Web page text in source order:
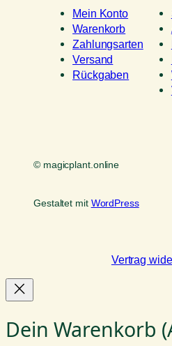
Mein Konto
Warenkorb
Zahlungsarten
Versand
Rückgaben
© magicplant.online
Gestaltet mit WordPress
Vertrag
Dein Warenkorb